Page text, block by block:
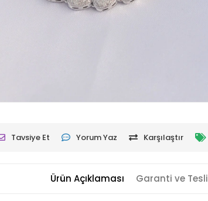
Tavsiye Et Yorum Yaz Karşılaştır
Ürün Açıklaması Garanti ve